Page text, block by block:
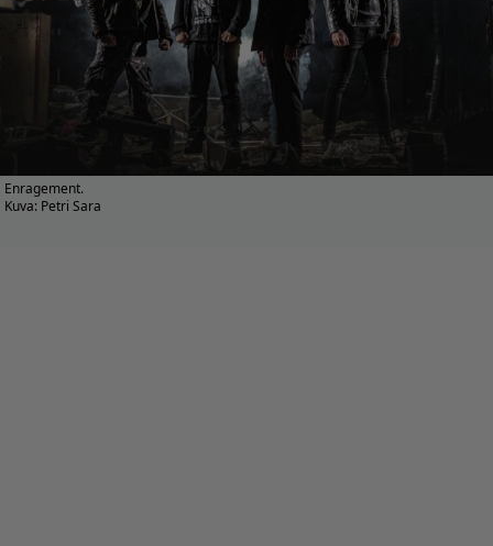
Enragement.
Kuva: Petri Sara